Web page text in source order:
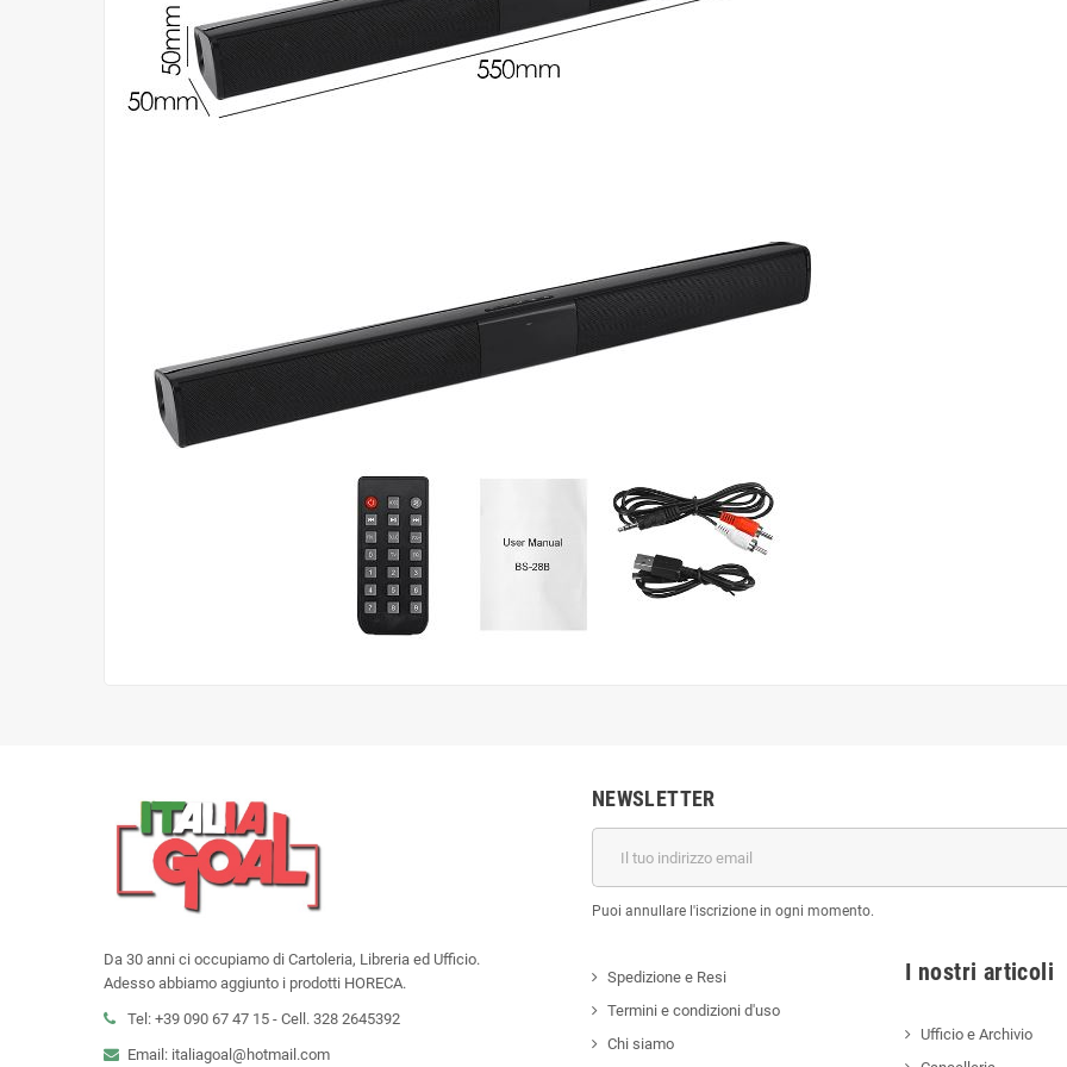
Da 30 anni ci occupiamo di Cartoleria, Libreria ed Ufficio.
Adesso abbiamo aggiunto i prodotti HORECA.
Tel: +39 090 67 47 15 - Cell. 328 2645392
Email: italiagoal@hotmail.com
NEWSLETTER
Puoi annullare l'iscrizione in ogni momento.
Spedizione e Resi
Termini e condizioni d'uso
Chi siamo
I nostri
Ufficio e Archivio